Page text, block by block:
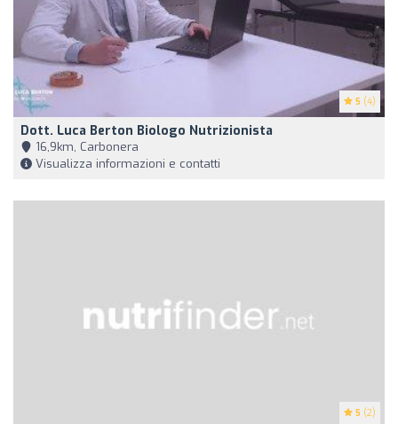
5 (4)
Dott. Luca Berton Biologo Nutrizionista
16,9km, Carbonera
Visualizza informazioni e contatti
5 (2)